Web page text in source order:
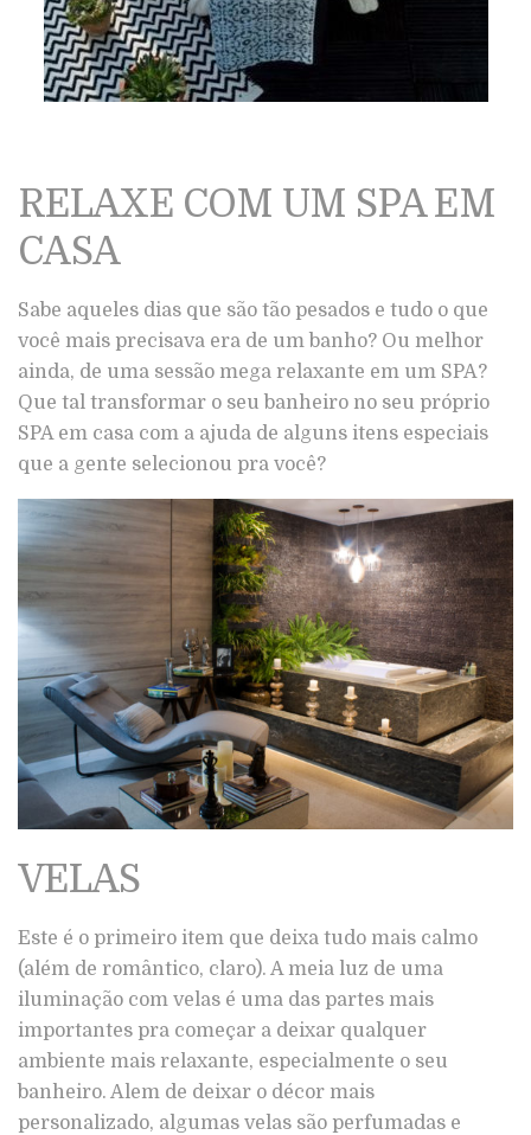
RELAXE COM UM SPA EM
CASA
Sabe aqueles dias que são tão pesados e tudo o que
você mais precisava era de um banho? Ou melhor
ainda, de uma sessão mega relaxante em um SPA?
Que tal transformar o seu banheiro no seu próprio
SPA em casa com a ajuda de alguns itens especiais
que a gente selecionou pra você?
VELAS
Este é o primeiro item que deixa tudo mais calmo
(além de romântico, claro). A meia luz de uma
iluminação com velas é uma das partes mais
importantes pra começar a deixar qualquer
ambiente mais relaxante, especialmente o seu
banheiro. Alem de deixar o décor mais
personalizado, algumas velas são perfumadas e